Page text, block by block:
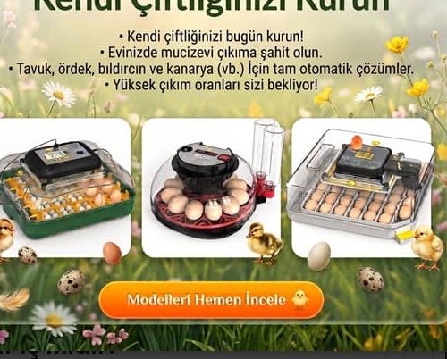
Kaz Yetiştiriciliği Neden
Karlıdır ?
Çiftçilere kaz eti ve tüyleri üzerinden gelir
Özellikle belirli bölgelerde, iklim ve coğrafi şartlar
bölgelerde bu tür tarım faaliyetleri daha yaygındır.
için aşağıdaki linke tıklayınız :
İş Midir?